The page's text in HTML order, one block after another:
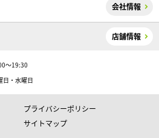
会社情報
店舗情報
～19:30
・水曜日
プライバシーポリシー
サイトマップ